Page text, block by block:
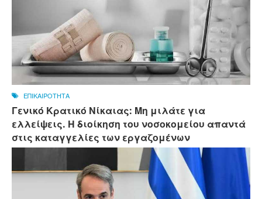
ΕΠΙΚΑΙΡΟΤΗΤΑ
Γενικό Κρατικό Νίκαιας: Μη μιλάτε για
ελλείψεις. Η διοίκηση του νοσοκομείου απαντά
στις καταγγελίες των εργαζομένων